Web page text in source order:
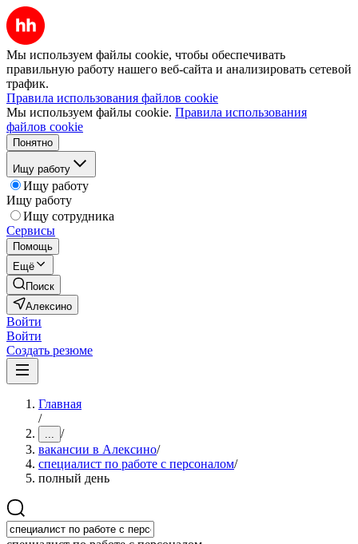
Мы используем файлы cookie, чтобы обеспечивать
правильную работу нашего веб-сайта и анализировать сетевой
трафик.
Правила использования файлов cookie
Мы используем файлы cookie. Правила использования
файлов cookie
Понятно
Ищу работу
Ищу работу
Ищу работу
Ищу сотрудника
Сервисы
Помощь
Ещё
Поиск
Алексино
Войти
Войти
Создать резюме
Главная
/
... /
вакансии в Алексино/
специалист по работе с персоналом/
полный день